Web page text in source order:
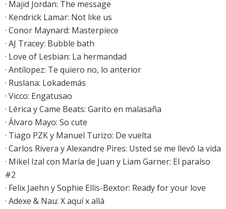
· Majid Jordan: The message
· Kendrick Lamar: Not like us
· Conor Maynard: Masterpiece
· AJ Tracey: Bubble bath
· Love of Lesbian: La hermandad
· Antílopez: Te quiero no, lo anterior
· Ruslana: Lokademás
· Vicco: Engatusao
· Lérica y Came Beats: Garito en malasaña
· Álvaro Mayo: So cute
· Tiago PZK y Manuel Turizo: De vuelta
· Carlos Rivera y Alexandre Pires: Usted se me llevó la vida
· Mikel Izal con María de Juan y Liam Garner: El paraíso
#2
· Felix Jaehn y Sophie Ellis-Bextor: Ready for your love
· Adexe & Nau: X aquí x allá